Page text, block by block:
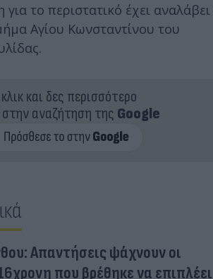
το περιστατικό έχει αναλάβει
Αγίου Κωνσταντίνου του
και δες περισσότερο
στην αναζήτηση της Google
Απαντήσεις ψάχνουν οι
που βρέθηκε να επιπλέει